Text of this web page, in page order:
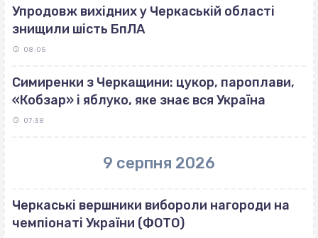
Упродовж вихідних у Черкаській області
знищили шість БпЛА
08:05
Симиренки з Черкащини: цукор, пароплави,
«Кобзар» і яблуко, яке знає вся Україна
07:38
9 серпня 2026
Черкаські вершники вибороли нагороди на
чемпіонаті України (ФОТО)